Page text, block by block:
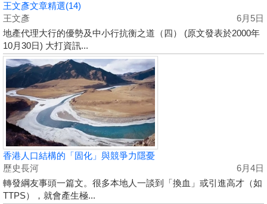
王文彥文章精選(14)
王文彥
6月5日
地產代理大行的優勢及中小行抗衡之道（四） (原文發表於2000年
10月30日) 大打資訊...
香港人口結構的「固化」與競爭力隱憂
歷史長河
6月4日
轉發綱友事頭一篇文。很多本地人一談到「換血」或引進高才（如
TTPS），就會產生極...